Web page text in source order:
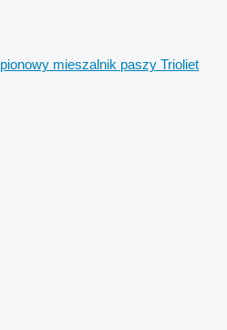
pionowy mieszalnik paszy Trioliet